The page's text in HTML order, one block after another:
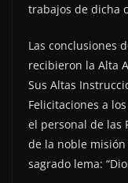
trabajos de dicha
Las conclusiones
recibieron la Alta
Sus Altas
Felicitaciones a
el personal de las
de la noble
sagrado lema: